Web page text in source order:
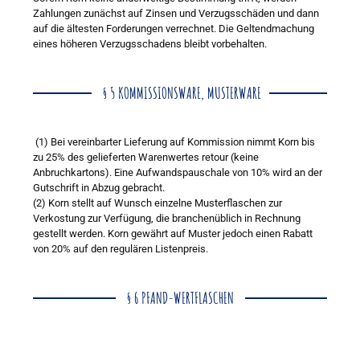
Zahlungen zunächst auf Zinsen und Verzugsschäden und dann
auf die ältesten Forderungen verrechnet. Die Geltendmachung
eines höheren Verzugsschadens bleibt vorbehalten.
§ 5 KOMMISSIONSWARE, MUSTERWARE
(1) Bei vereinbarter Lieferung auf Kommission nimmt Korn bis
zu 25% des gelieferten Warenwertes retour (keine
Anbruchkartons). Eine Aufwandspauschale von 10% wird an der
Gutschrift in Abzug gebracht.
(2) Korn stellt auf Wunsch einzelne Musterflaschen zur
Verkostung zur Verfügung, die branchenüblich in Rechnung
gestellt werden. Korn gewährt auf Muster jedoch einen Rabatt
von 20% auf den regulären Listenpreis.
§ 6 PFAND-WERTFLASCHEN